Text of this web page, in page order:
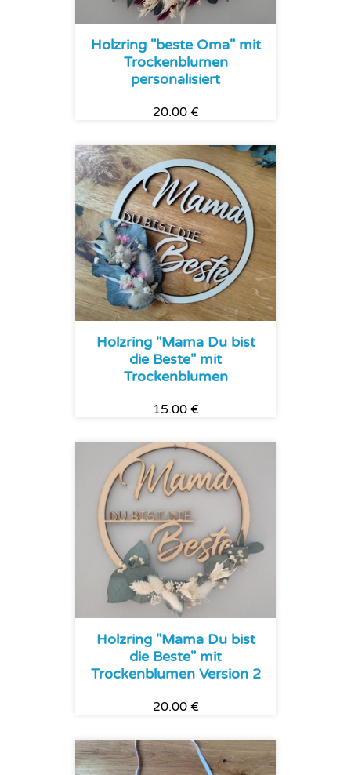
Holzring "beste Oma" mit
Trockenblumen
personalisiert
20.00 €
Holzring "Mama Du bist
die Beste" mit
Trockenblumen
15.00 €
Holzring "Mama Du bist
die Beste" mit
Trockenblumen Version 2
20.00 €